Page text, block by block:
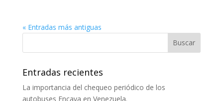
« Entradas más antiguas
Entradas recientes
La importancia del chequeo periódico de los
autobuses Encava en Venezuela.